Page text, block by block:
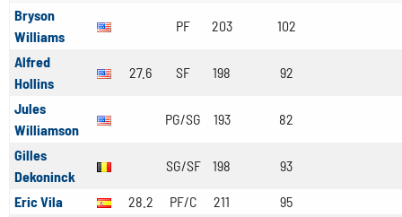
Bryson
Williams
PF 203 102
Alfred
Hollins
27.6 SF 198 92
Jules
Williamson
PG/SG 193 82
Gilles
Dekoninck
SG/SF 198 93
Eric Vila 28.2 PF/C 211
95